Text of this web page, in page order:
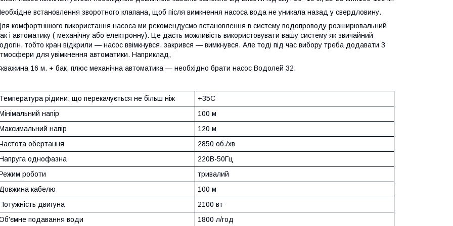
встановлення зворотного клапана, щоб після вимкнення насоса вода не уникала назад у свердловину.
комфортнішого використання насоса ми рекомендуємо встановлення в систему водопроводу розширювальний
і автоматику ( механічну або електронну). Це дасть можливість використовувати вашу систему як звичайний
тобто кран відкрили — насос ввімкнувся, закрився — вимкнувся. Але тоді під час вибору треба додавати 3
для увімкнення автоматики. Наприклад,
16 м. + бак, плюс механічна автоматика — необхідно брати насос Водолей 32.
Температура рідини, що перекачується не більш ніж
+35С
напір
100 м
напір
120 м
обертання
2850 об./хв
однофазна
220В-50Гц
роботи
тривалий
Довжина кабелю
100 м
двигуна
2100 вт
подавання води
1800 л/год